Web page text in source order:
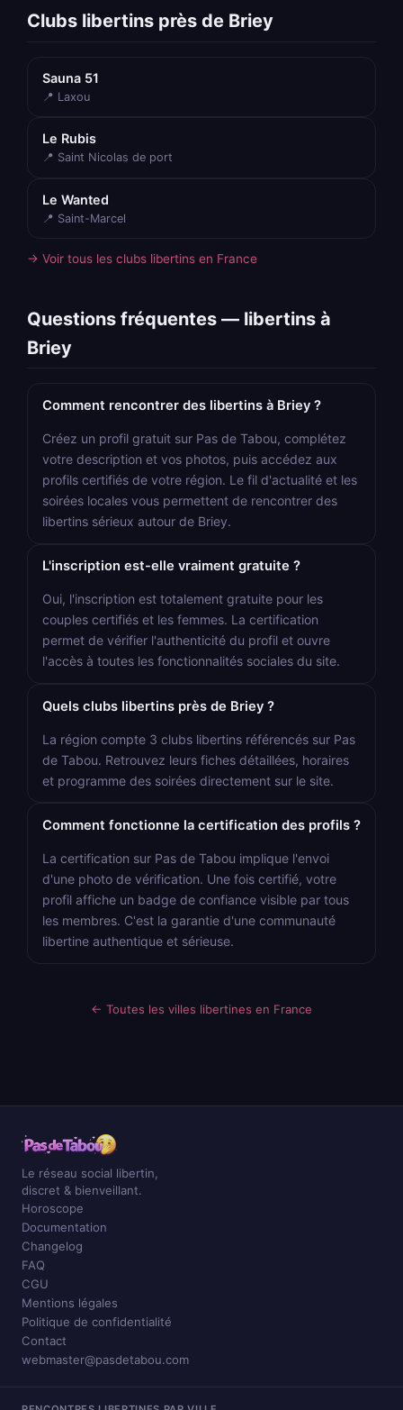
Clubs libertins près de Briey
Sauna 51
📍 Laxou
Le Rubis
📍 Saint Nicolas de port
Le Wanted
📍 Saint-Marcel
→ Voir tous les clubs libertins en France
Questions fréquentes — libertins à
Briey
Comment rencontrer des libertins à Briey ?
Créez un profil gratuit sur Pas de Tabou, complétez
votre description et vos photos, puis accédez aux
profils certifiés de votre région. Le fil d'actualité et les
soirées locales vous permettent de rencontrer des
libertins sérieux autour de Briey.
L'inscription est-elle vraiment gratuite ?
Oui, l'inscription est totalement gratuite pour les
couples certifiés et les femmes. La certification
permet de vérifier l'authenticité du profil et ouvre
l'accès à toutes les fonctionnalités sociales du site.
Quels clubs libertins près de Briey ?
La région compte 3 clubs libertins référencés sur Pas
de Tabou. Retrouvez leurs fiches détaillées, horaires
et programme des soirées directement sur le site.
Comment fonctionne la certification des profils ?
La certification sur Pas de Tabou implique l'envoi
d'une photo de vérification. Une fois certifié, votre
profil affiche un badge de confiance visible par tous
les membres. C'est la garantie d'une communauté
libertine authentique et sérieuse.
← Toutes les villes libertines en France
Le réseau social libertin,
discret & bienveillant.
Horoscope
Documentation
Changelog
FAQ
CGU
Mentions légales
Politique de confidentialité
Contact
webmaster@pasdetabou.com